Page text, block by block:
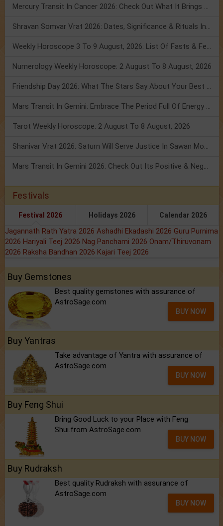
Mercury Transit In Cancer 2026: Check Out What It Brings For You
Shravan Somvar Vrat 2026: Dates, Significance & Rituals In August
Weekly Horoscope 3 To 9 August, 2026: List Of Fasts & Festivals
Numerology Weekly Horoscope: 2 August To 8 August, 2026
Friendship Day 2026: What The Stars Say About Your Best Friend!
Mars Transit In Gemini: Embrace The Period Full Of Energy & Intelligence
Tarot Weekly Horoscope: 2 August To 8 August, 2026
Shanivar Vrat 2026: Saturn Will Serve Justice In Sawan Month!
Mars Transit In Gemini 2026: Check Out Its Positive & Negative Impact
Festivals
Festival 2026 Holidays 2026 Calendar 2026
Jagannath Rath Yatra 2026 Ashadhi Ekadashi 2026 Guru Purnima
2026 Hariyali Teej 2026 Nag Panchami 2026 Onam/Thiruvonam
2026 Raksha Bandhan 2026 Kajari Teej 2026
Buy Gemstones
Best quality gemstones with assurance of
AstroSage.com
BUY NOW
Buy Yantras
Take advantage of Yantra with assurance of
AstroSage.com
BUY NOW
Buy Feng Shui
Bring Good Luck to your Place with Feng
Shui.from AstroSage.com
BUY NOW
Buy Rudraksh
Best quality Rudraksh with assurance of
AstroSage.com
BUY NOW